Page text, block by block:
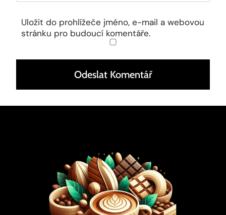
Uložit do prohlížeče jméno, e-mail a webovou
stránku pro budoucí komentáře.